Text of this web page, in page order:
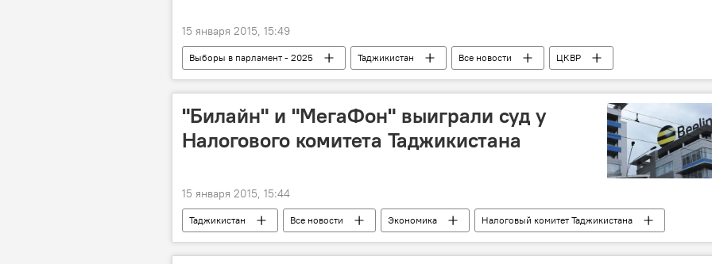
15 января 2015, 15:49
Выборы в парламент - 2025 Таджикистан Все новости ЦКВР
"Билайн" и "МегаФон" выиграли суд у
Налогового комитета Таджикистана
15 января 2015, 15:44
Таджикистан Все новости Экономика
Налоговый комитет Таджикистана
Мегафон
налог суд